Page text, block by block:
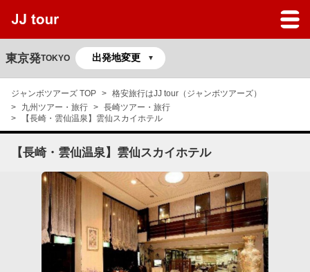
東京発TOKYO
JJツアーのサービスガイド
よくある質問
予約の確認
ジャンボツアーズ TOP
格安旅行はJJ tour（ジャンボツアーズ）
九州ツアー・旅行
長崎ツアー・旅行
【長崎・雲仙温泉】雲仙スカイホテル
【長崎・雲仙温泉】雲仙スカイホテル